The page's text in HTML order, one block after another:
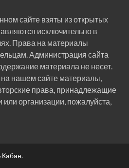
сайте взяты из открытых
исключительно в
Права на материалы
Администрация сайта
материала не несет.
нашем сайте материалы,
права, принадлежащие
организации, пожалуйста,
Кабан.